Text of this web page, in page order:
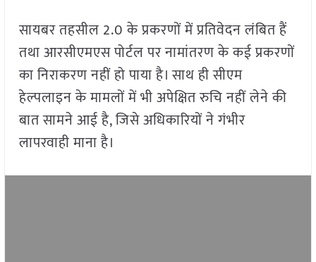
सायबर तहसील 2.0 के प्रकरणों में प्रतिवेदन लंबित हैं
तथा आरसीएमएस पोर्टल पर नामांतरण के कई प्रकरणों
का निराकरण नहीं हो पाया है। साथ ही सीएम
हेल्पलाइन के मामलों में भी अपेक्षित रुचि नहीं लेने की
बात सामने आई है, जिसे अधिकारियों ने गंभीर
लापरवाही माना है।